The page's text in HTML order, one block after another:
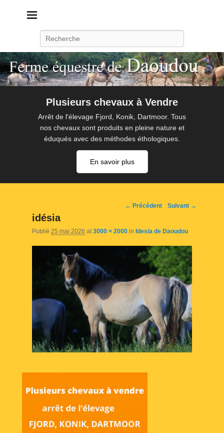
Plusieurs chevaux à Vendre
Arrêt de l'élevage Fjord, Konik, Dartmoor. Tous
nos chevaux sont produits en pleine nature et
éduqués avec des méthodes éthologiques.
En savoir plus
Navigation
← Précédent Suivant →
idésia
Publié 25 mai 2026 at 3000 × 2000 in Idesia de Daoudou